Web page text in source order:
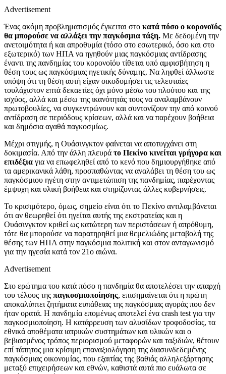
Advertisement
Ένας ακόμη προβληματισμός έγκειται στο κατά πόσο ο κορονοϊός
θα μπορούσε να αλλάξει την παγκόσμια τάξη. Με δεδομένη την
ανετοιμότητα ή και απροθυμία (τόσο στο εσωτερικό, όσο και στο
εξωτερικό) των ΗΠΑ να ηγηθούν μιας παγκόσμιας αντίδρασης
έναντι της πανδημίας του κορονοϊόυ τίθεται υπό αμφισβήτηση η
θέση τους ως παγκόσμιας ηγετικής δύναμης. Να ληφθεί άλλωστε
υπόψη ότι τη θέση αυτή είχαν οικοδομήσει τις τελευταίες
τουλάχιστον επτά δεκαετίες όχι μόνο μέσω του πλούτου και της
ισχύος, αλλά και μέσω της ικανότητάς τους να αναλαμβάνουν
πρωτοβουλίες, να συγκεντρώνουν και συντονίζουν την από κοινού
αντίδραση σε περιόδους κρίσεων, αλλά και να παρέχουν βοήθεια
και δημόσια αγαθά παγκοσμίως.
Μέχρι στιγμής, η Ουάσινγκτον φαίνεται να αποτυγχάνει στη
δοκιμασία. Από την άλλη πλευρά το Πεκίνο κινείται γρήγορα και
επιδέξια για να επωφεληθεί από το κενό που δημιουργήθηκε από
τα αμερικανικά λάθη, προσπαθώντας να αναλάβει τη θέση του ως
παγκόσμιου ηγέτη στην αντιμετώπιση της πανδημίας, παρέχοντας
έμψυχη και υλική βοήθεια και στηρίζοντας άλλες κυβερνήσεις.
Το κρισιμότερο, όμως, σημείο είναι ότι το Πεκίνο αντιλαμβάνεται
ότι αν θεωρηθεί ότι ηγείται αυτής της εκστρατείας και η
Ουάσινγκτον κριθεί ως κατώτερη των περιστάσεων ή απρόθυμη,
τότε θα μπορούσε να παρατηρηθεί μια θεμελιώδης μεταβολή της
θέσης των ΗΠΑ στην παγκόσμια πολιτική και στον ανταγωνισμό
για την ηγεσία κατά τον 21ο αιώνα.
Advertisement
Στο ερώτημα του κατά πόσο η πανδημία θα αποτελέσει την απαρχή
του τέλους της παγκοσμιοποίησης, επισημαίνεται ότι η πρώτη
αποκαλύπτει ζητήματα ευπάθειας της παγκόσμιας αγοράς που δεν
ήταν ορατά. Η πανδημία επομένως αποτελεί ένα crash test για την
παγκοσμιοποίηση. Η κατάρρευση των αλυσίδων τροφοδοσίας, τα
εθνικά αποθέματα ιατρικών συστημάτων και υλικών και ο
βεβιασμένος τρόπος περιορισμού μεταφορών και ταξιδιών, θέτουν
επί τάπητος μια κρίσιμη επαναξιολόγηση της διασυνδεδεμένης
παγκόσμιας οικονομίας, που εξαιτίας της βαθιάς αλληλεξάρτησης
μεταξύ επιχειρήσεων και εθνών, καθιστά αυτά πιο ευάλωτα σε